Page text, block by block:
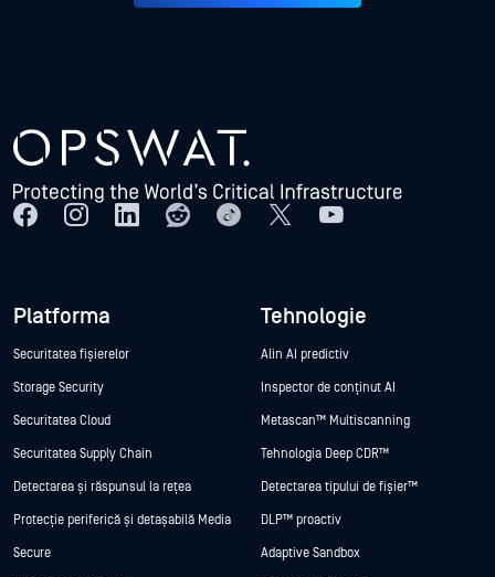
Platforma
Securitatea fișierelor
Storage Security
Securitatea Cloud
Securitatea Supply Chain
Detectarea și răspunsul la rețea
Protecție periferică și detașabilă Media
Secure
Tehnologie
Alin AI predictiv
Inspector de conținut AI
Metascan™ Multiscanning
Tehnologia Deep CDR™
Detectarea tipului de fișier™
DLP™ proactiv
Adaptive Sandbox